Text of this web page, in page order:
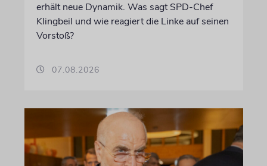
erhält neue Dynamik. Was sagt SPD-Chef
Klingbeil und wie reagiert die Linke auf seinen
Vorstoß?
07.08.2026